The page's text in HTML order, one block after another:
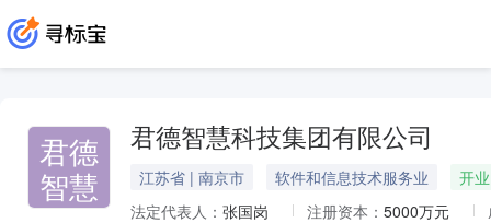
君德
智慧
君德智慧科技集团有限公司
江苏省 | 南京市 软件和信息技术服务业
开业
法定代表人： 张国岗 注册资本： 5000万元